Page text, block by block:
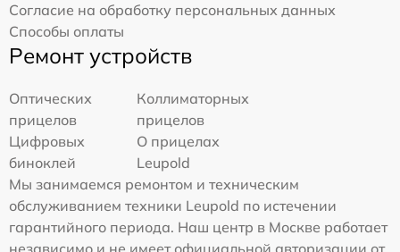
Согласие на обработку персональных данных
Способы оплаты
Ремонт устройств
Оптических
прицелов
Коллиматорных
прицелов
Цифровых
биноклей
О прицелах
Leupold
Мы занимаемся ремонтом и техническим
обслуживанием техники Leupold по истечении
гарантийного периода. Наш центр в Москве работает